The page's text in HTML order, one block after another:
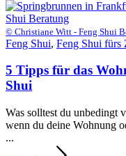
© Christiane Witt - Feng Shui
Feng Shui, Feng Shui fürs
5 Tipps für das
Shui
Was solltest du unbedingt
wenn du deine Wohnung
...